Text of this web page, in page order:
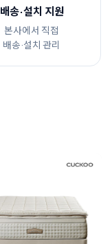
배송·설치 지원
본사에서 직접
배송·설치 관리